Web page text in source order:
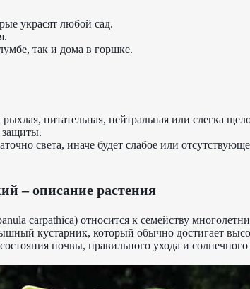
украсят любой сад.
так и дома в горшке.
питательная, нейтральная или слегка
защиты.
света, иначе будет слабое или
– описание растения
carpathica) относится к семейству
кустарник, который обычно достигает
почвы, правильного ухода и солнечного